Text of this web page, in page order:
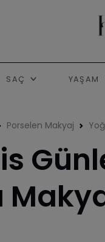
SAÇ YAŞAM
Porselen Makyaj